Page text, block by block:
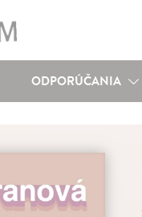
ODPORÚČANIA